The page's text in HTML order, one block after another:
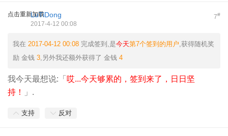
点击重新加载 7#
LuTiDong
2017-4-12 00:08
我在 2017-04-12 00:08 完成签到,是今天第7个签到的用户,获得随机奖
励 金钱 3,另外我还额外获得了 金钱 4
我今天最想说:「 哎...今天够累的，签到来了，日日坚
持！
」.
支持 反对